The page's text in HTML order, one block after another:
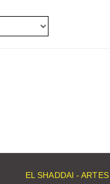
EL SHADDAI - ARTES